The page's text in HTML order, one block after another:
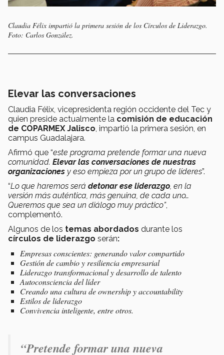
Claudia Félix impartió la primera sesión de los Círculos de Liderazgo.
Foto: Carlos González.
Elevar las conversaciones
Claudia Félix, vicepresidenta región occidente del Tec y
quien preside actualmente la comisión de educación
de COPARMEX Jalisco, impartió la primera sesión, en
campus Guadalajara.
Afirmó que “este programa pretende formar una nueva
comunidad. Elevar las conversaciones de nuestras
organizaciones y eso empieza por un grupo de líderes”.
“Lo que haremos será detonar ese liderazgo, en la
versión más auténtica, más genuina, de cada uno…
Queremos que sea un diálogo muy práctico”,
complementó.
Algunos de los temas abordados durante los
círculos de liderazgo serán:
Empresas conscientes: generando valor compartido
Gestión de cambio y resiliencia empresarial
Liderazgo transformacional y desarrollo de talento
Autoconsciencia del líder
Creando una cultura deownershipyaccountability
Estilos de liderazgo
Convivencia inteligente, entre otros.
“Pretende formar una nueva